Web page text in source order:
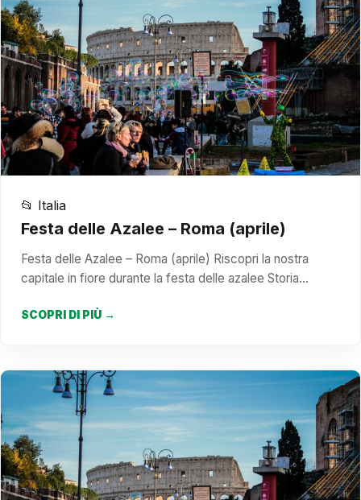
📂 Italia
Festa delle Azalee – Roma (aprile)
Festa delle Azalee – Roma (aprile) Riscopri la nostra
capitale in fiore durante la festa delle azalee Storia…
SCOPRI DI PIÙ →